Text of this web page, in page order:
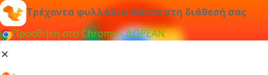
Τρέχοντα φυλλάδια πάντα στη διάθεσή σας
Προσθήκη στο Chrome - ΔΩΡΕΑΝ